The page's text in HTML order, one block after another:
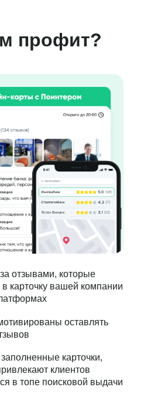
отзывами, которые
карточку вашей компании
оставлять
карточки,
клиентов
в топе поисковой выдачи
профит?